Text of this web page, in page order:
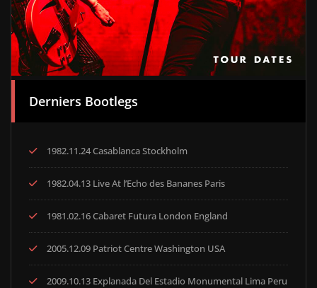
Derniers Bootlegs
1982.11.24 Casablanca Stockholm
1982.04.13 Live At l’Echo des Bananes Paris
1981.02.16 Cabaret Futura London England
2005.12.09 Patriot Centre Washington USA
2009.10.13 Explanada Del Estadio Monumental Lima Peru